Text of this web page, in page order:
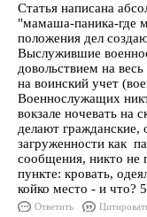
Статья написана
"мамаша-паника-где
положения дел
Выслужившие
довольствием на
на воинский учет
Военнослужащих
вокзале ночевать на
делают гражданские,
загруженности как
сообщения, никто не
пункте: кровать,
койко место - и что?
Ответить